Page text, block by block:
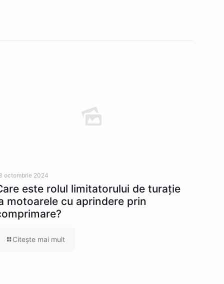
octombrie 2024
este rolul limitatorului de turație
motoarele cu aprindere prin
Citeşte mai mult